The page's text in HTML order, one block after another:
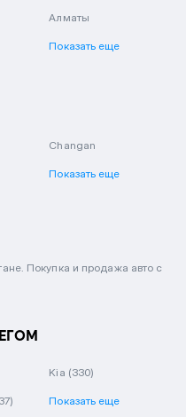
Алматы
Показать еще
Changan
Показать еще
Покупка и продажа авто с
Kia (330)
Показать еще